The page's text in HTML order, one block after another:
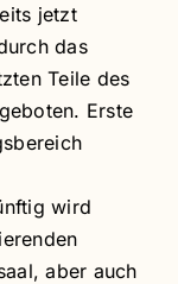
jetzt
das
Teile des
Erste
wird
aber auch